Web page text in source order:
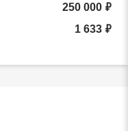
250 000 ₽
1 633 ₽